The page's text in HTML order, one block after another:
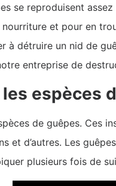
se reproduisent
et pour en
à détruire un nid de
entreprise de
espèces
de guêpes. Ces
et d’autres. Les
plusieurs fois de